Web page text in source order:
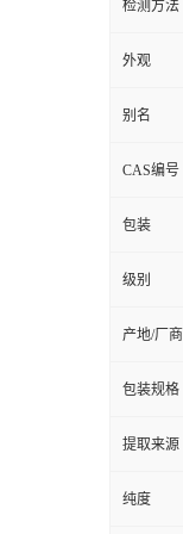
检测方法
外观
别名
CAS编号
包装
级别
产地/厂商
包装规格
提取来源
纯度